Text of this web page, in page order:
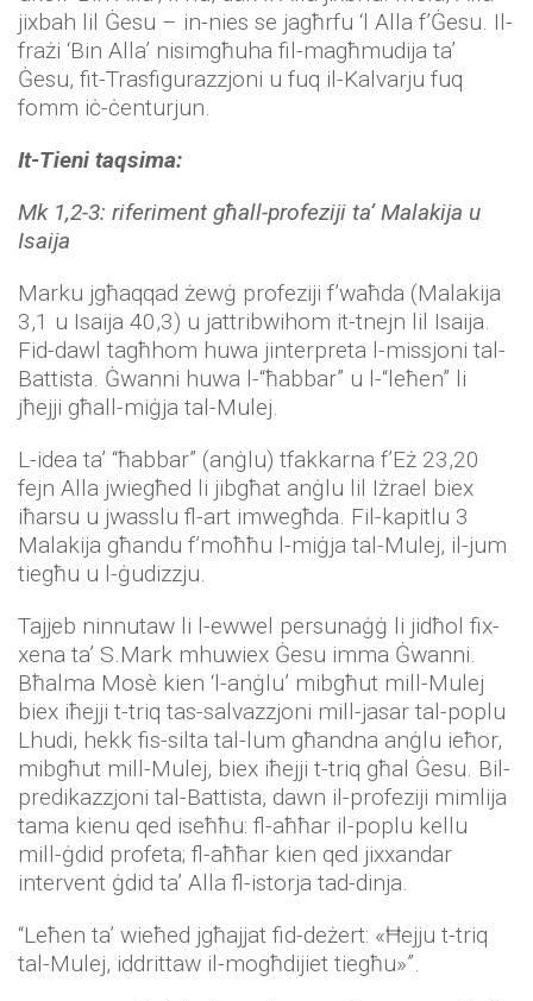
jixbah lil Ġesu – in-nies se jagħrfu ‘l Alla f’Ġesu. Il-
frażi ‘Bin Alla’ nisimgħuha fil-magħmudija ta’
Ġesu, fit-Trasfigurazzjoni u fuq il-Kalvarju fuq
fomm iċ-ċenturjun.
It-Tieni taqsima:
Mk 1,2-3: riferiment għall-profeziji ta’ Malakija u
Isaija
Marku jgħaqqad żewġ profeziji f’waħda (Malakija
3,1 u Isaija 40,3) u jattribwihom it-tnejn lil Isaija.
Fid-dawl tagħhom huwa jinterpreta l-missjoni tal-
Battista. Ġwanni huwa l-“ħabbar” u l-“leħen” li
jħejji għall-miġja tal-Mulej.
L-idea ta’ “ħabbar” (anġlu) tfakkarna f’Eż 23,20
fejn Alla jwiegħed li jibgħat anġlu lil Iżrael biex
iħarsu u jwasslu fl-art imwegħda. Fil-kapitlu 3
Malakija għandu f’moħħu l-miġja tal-Mulej, il-jum
tiegħu u l-ġudizzju.
Tajjeb ninnutaw li l-ewwel persunaġġ li jidħol fix-
xena ta’ S.Mark mhuwiex Ġesu imma Ġwanni.
Bħalma Mosè kien ‘l-anġlu’ mibgħut mill-Mulej
biex iħejji t-triq tas-salvazzjoni mill-jasar tal-poplu
Lhudi, hekk fis-silta tal-lum għandna anġlu ieħor,
mibgħut mill-Mulej, biex iħejji t-triq għal Ġesu. Bil-
predikazzjoni tal-Battista, dawn il-profeziji mimlija
tama kienu qed iseħħu: fl-aħħar il-poplu kellu
mill-ġdid profeta; fl-aħħar kien qed jixxandar
intervent ġdid ta’ Alla fl-istorja tad-dinja.
“Leħen ta’ wieħed jgħajjat fid-deżert: «Ħejju t-triq
tal-Mulej, iddrittaw il-mogħdijiet tiegħu»”.